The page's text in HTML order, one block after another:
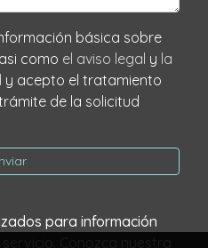
protección de datos asi como el aviso legal y la
y acepto el tratamiento
de la solicitud
para información